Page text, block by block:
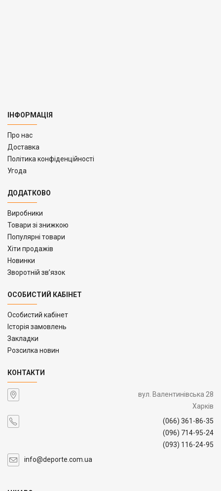
ІНФОРМАЦІЯ
Про нас
Доставка
Політика конфіденційності
Угода
ДОДАТКОВО
Виробники
Товари зі знижкою
Популярні товари
Хіти продажів
Новинки
Зворотній зв’язок
ОСОБИСТИЙ КАБІНЕТ
Особистий кабінет
Історія замовлень
Закладки
Розсилка новин
КОНТАКТИ
вул. Валентинівська 28
Харків
(066) 361-86-35
(096) 714-95-24
(093) 116-24-95
info@deporte.com.ua